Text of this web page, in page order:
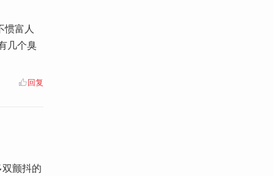
惯富人
几个臭
回复
颤抖的